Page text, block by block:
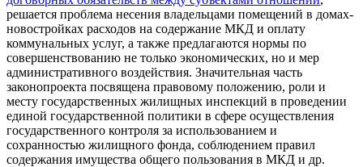
решается проблема несения владельцами помещений в домах-
новостройках расходов на содержание МКД и оплату
коммунальных услуг, а также предлагаются нормы по
совершенствованию не только экономических, но и мер
административного воздействия. Значительная часть
законопроекта посвящена правовому положению, роли и
месту государственных жилищных инспекций в проведении
единой государственной политики в сфере осуществления
государственного контроля за использованием и
сохранностью жилищного фонда, соблюдением правил
содержания имущества общего пользования в МКД и др.